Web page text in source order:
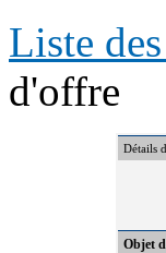
Liste
d'offre
Détails
Objet